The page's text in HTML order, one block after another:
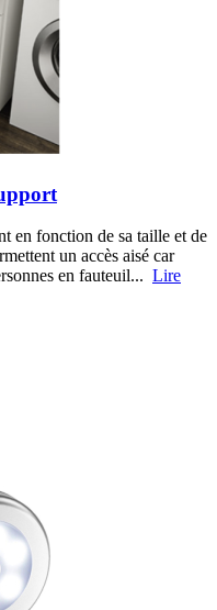
en fonction de sa taille et de
un accès aisé car
en fauteuil... Lire